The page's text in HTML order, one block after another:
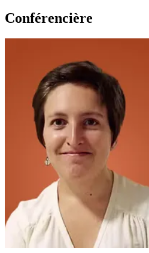
Conférencière